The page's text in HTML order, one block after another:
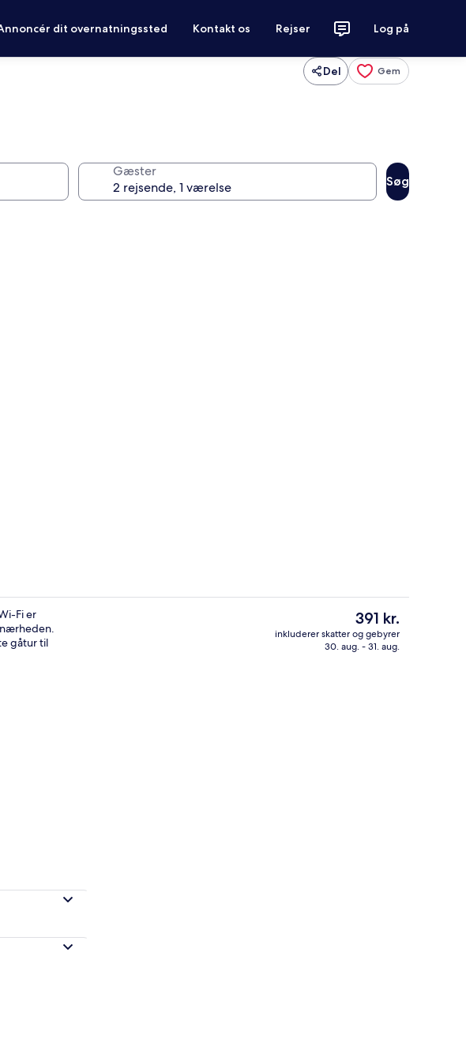
dit overnatningssted Kontakt os Rejser Log på
Del Gem
Gæster
Søg
Allergivenligt sengetøj, pengeskab på værelset, skrivebord, lydisolering
Fi er
gåtur til
Den
nuværende
pris
391 kr.
inkluderer skatter og gebyrer
30. aug. - 31. aug.